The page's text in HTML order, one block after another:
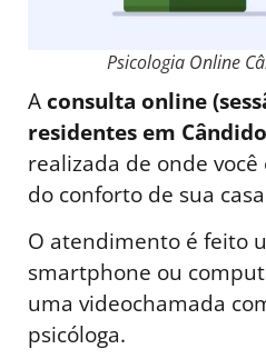
Psicologia Online
Aconsulta online
residentes em
realizada de onde
do conforto de sua
O atendimento é feito
smartphone ou
uma videochamada
psicóloga.